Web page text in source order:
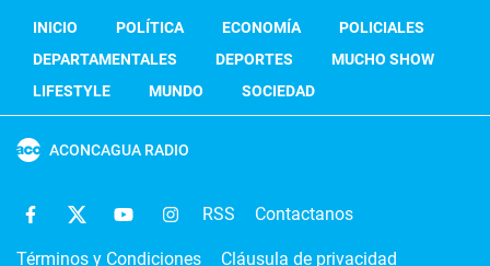
INICIO POLÍTICA ECONOMÍA
POLICIALES
DEPARTAMENTALES
DEPORTES
MUCHO SHOW
LIFESTYLE
MUNDO SOCIEDAD
ACONCAGUA RADIO
RSS Contactanos
Términos y Condiciones Cláusula de privacidad